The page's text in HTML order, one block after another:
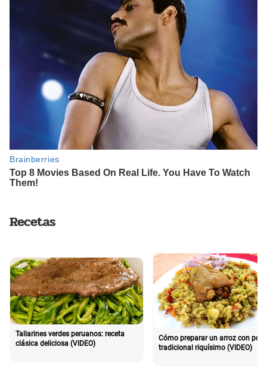
Recetas
Tallarines verdes peruanos: receta
clásica deliciosa (VIDEO)
Cómo preparar un arroz con pollo
tradicional riquísimo (VIDEO)